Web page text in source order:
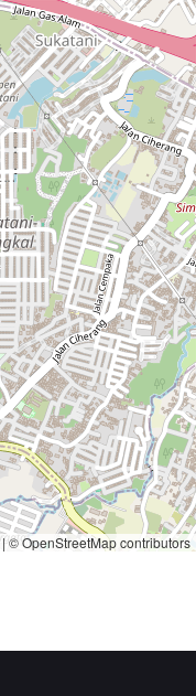
|© OpenStreetMap contributors